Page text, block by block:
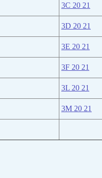
3C 20 21
3D 20 21
3E 20 21
3F 20 21
3L 20 21
3M 20 21